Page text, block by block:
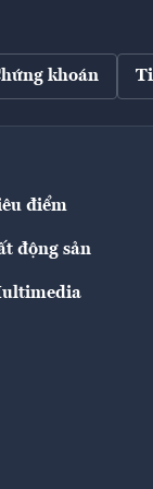
khoán
điểm
động sản